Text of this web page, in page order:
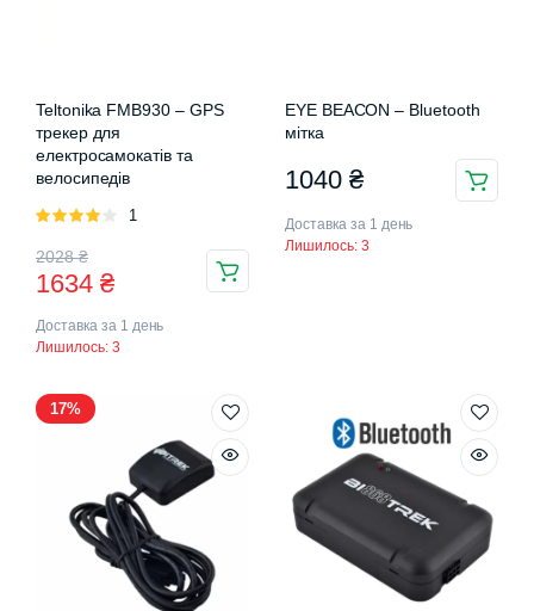
Teltonika FMB930 – GPS
трекер для
електросамокатів та
велосипедів
Оцінено
5
1
2028₴
Оригінальна
ціна:
2028 ₴.
1634 ₴
Поточна
ціна:
1634 ₴.
Доставка за 1 день
Лишилось: 3
EYE BEACON – Bluetooth
мітка
1040 ₴
Доставка за 1 день
Лишилось: 3
17%